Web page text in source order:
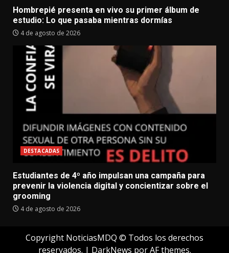
Hombrepié presenta en vivo su primer álbum de
estudio: Lo que pasaba mientras dormías
4 de agosto de 2026
DESTACADAS
Estudiantes de 4º año impulsan una campaña para
prevenir la violencia digital y concientizar sobre el
grooming
4 de agosto de 2026
Copyright NoticiasMDQ © Todos los derechos
reservados. | DarkNews por AF themes.